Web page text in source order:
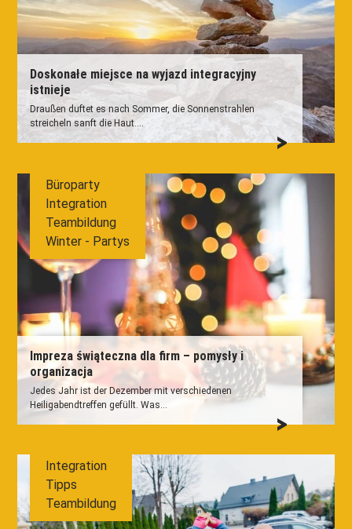
Doskonałe miejsce na wyjazd integracyjny
istnieje
Draußen duftet es nach Sommer, die Sonnenstrahlen
streicheln sanft die Haut....
Impreza świąteczna dla firm – pomysły i
organizacja
Jedes Jahr ist der Dezember mit verschiedenen
Heiligabendtreffen gefüllt. Was...
Büroparty
Integration
Teambildung
Winter - Partys
Integration
Tipps
Teambildung